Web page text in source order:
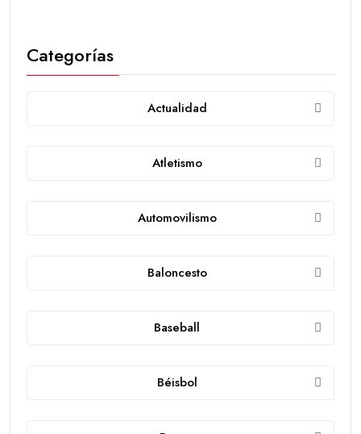
Categorías
Actualidad
Atletismo
Automovilismo
Baloncesto
Baseball
Béisbol